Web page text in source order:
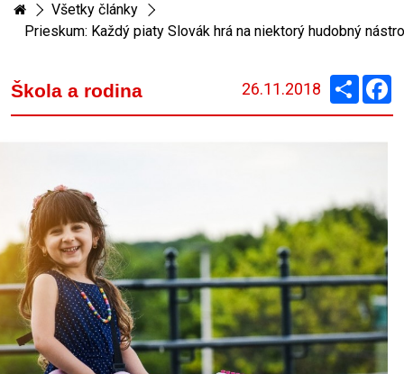
Všetky články
Prieskum: Každý piaty Slovák hrá na niektorý hudobný
Škola a rodina 26.11.2018 Zdieľaj